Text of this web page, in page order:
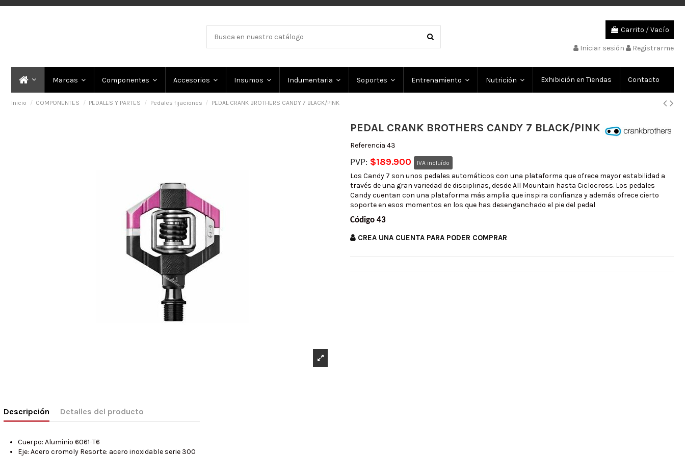
Carrito /Vacío
Iniciar sesión Registrarme
Marcas Componentes Accesorios Insumos Indumentaria Soportes Entrenamiento Nutrición Exhibición en Tiendas Contacto
Inicio COMPONENTES PEDALES Y PARTES Pedales fijaciones PEDAL CRANK BROTHERS CANDY 7 BLACK/PINK
PEDAL CRANK BROTHERS CANDY 7 BLACK/PINK
Referencia 43
PVP: $189.900 IVA incluído
Los Candy 7 son unos pedales automáticos con una plataforma que ofrece mayor estabilidad a
través de una gran variedad de disciplinas, desde All Mountain hasta Ciclocross. Los pedales
Candy cuentan con una plataforma más amplia que inspira confianza y además ofrece cierto
soporte en esos momentos en los que has desenganchado el pie del pedal
Código 43
CREA UNA CUENTA PARA PODER COMPRAR
Descripción Detalles del producto
Cuerpo: Aluminio 6061-T6
Eje: Acero cromoly Resorte: acero inoxidable serie 300